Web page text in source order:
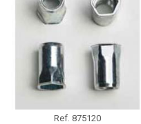
Ref. 875120